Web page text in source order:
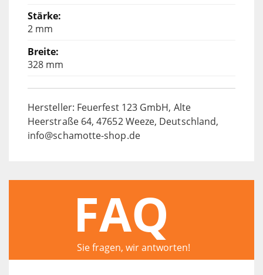
2 mm
328 mm
Hersteller: Feuerfest 123 GmbH, Alte
Heerstraße 64, 47652 Weeze, Deutschland,
info@schamotte-shop.de
FAQ
Sie fragen, wir antworten!